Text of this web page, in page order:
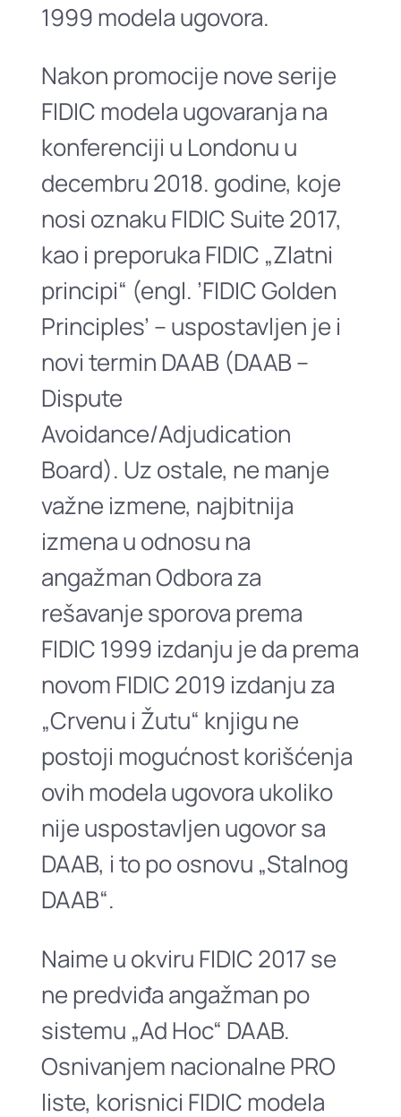
1999 modela ugovora.
Nakon promocije nove serije
FIDIC modela ugovaranja na
konferenciji u Londonu u
decembru 2018. godine, koje
nosi oznaku FIDIC Suite 2017,
kao i preporuka FIDIC „Zlatni
principi“ (engl. ’FIDIC Golden
Principles’ – uspostavljen je i
novi termin DAAB (DAAB –
Dispute
Avoidance/Adjudication
Board). Uz ostale, ne manje
važne izmene, najbitnija
izmena u odnosu na
angažman Odbora za
rešavanje sporova prema
FIDIC 1999 izdanju je da prema
novom FIDIC 2019 izdanju za
„Crvenu i Žutu“ knjigu ne
postoji mogućnost korišćenja
ovih modela ugovora ukoliko
nije uspostavljen ugovor sa
DAAB, i to po osnovu „Stalnog
DAAB“.
Naime u okviru FIDIC 2017 se
ne predviđa angažman po
sistemu „Ad Hoc“ DAAB.
Osnivanjem nacionalne PRO
liste, korisnici FIDIC modela